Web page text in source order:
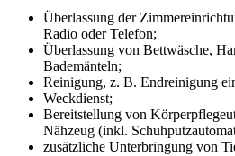
Überlassung der
Radio oder Telefon;
Überlassung von Bettwäsche,
Bademänteln;
Reinigung, z. B. Endreinigung
Weckdienst;
Bereitstellung von
Nähzeug (inkl.
zusätzliche Unterbringung von